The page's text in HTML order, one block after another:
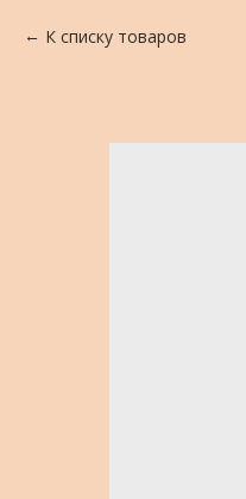
К списку товаров